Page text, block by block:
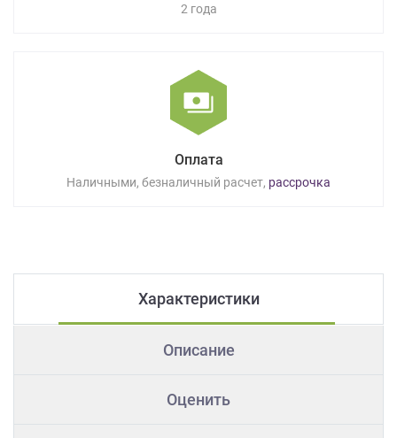
2 года
Оплата
Наличными, безналичный расчет, рассрочка
Характеристики
Описание
Оценить